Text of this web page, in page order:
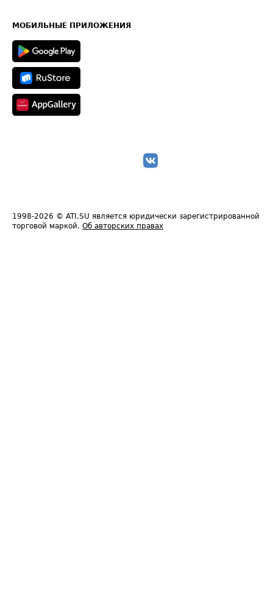
Техническая информация
МОБИЛЬНЫЕ ПРИЛОЖЕНИЯ
1998-2026 © ATI.SU является юридически зарегистрированной
торговой маркой. Об авторских правах